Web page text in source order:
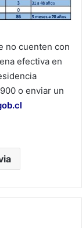
no cuenten con
efectiva en
o enviar un